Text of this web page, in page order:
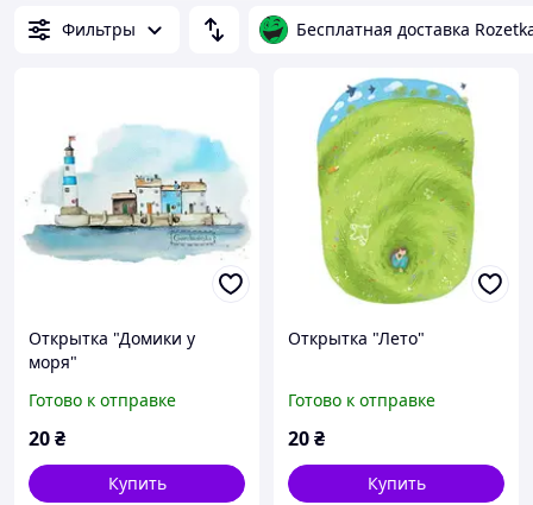
Фильтры Бесплатная доставка
Открытка "Домики у
моря"
Готово к отправке
20₴
Купить
Открытка "Лето"
Готово к отправке
20₴
Купить